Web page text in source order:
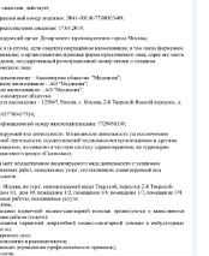
локализаций.
соответствии с
клиническими
методиками